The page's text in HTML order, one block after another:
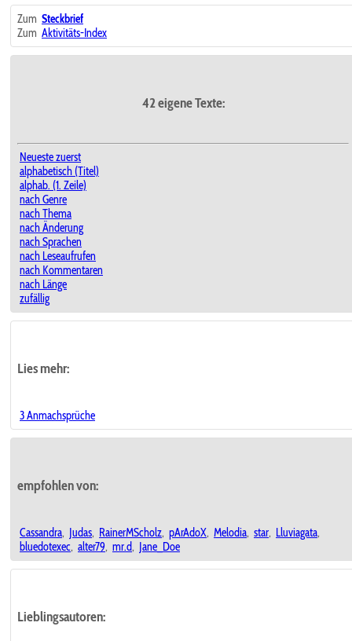
Zum Steckbrief
Zum Aktivitäts-Index
42 eigene Texte:
Neueste zuerst
alphabetisch (Titel)
alphab. (1. Zeile)
nach Genre
nach Thema
nach Änderung
nach Sprachen
nach Leseaufrufen
nach Kommentaren
nach Länge
zufällig
Lies mehr:
3 Anmachsprüche
empfohlen von:
Cassandra, Judas, RainerMScholz, pArAdoX, Melodia, star, Lluviagata,
bluedotexec, alter79, mr.d, Jane_Doe
Lieblingsautoren: